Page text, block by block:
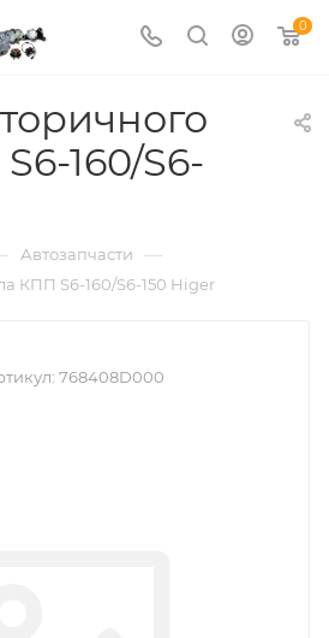
0
160/S6-
Автозапчасти —
КПП S6-160/S6-150 Higer
768408D000